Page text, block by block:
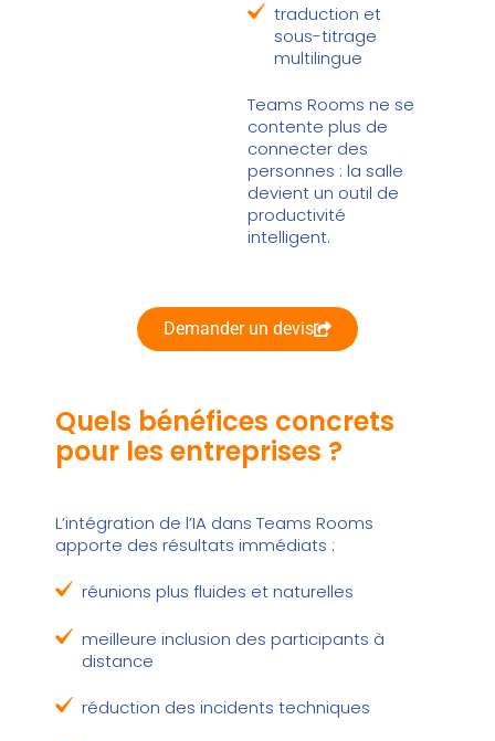
traduction et
sous-titrage
multilingue
Teams Rooms ne se
contente plus de
connecter des
personnes : la salle
devient un outil de
productivité
intelligent.
Demander un devis
Quels bénéfices concrets
pour les entreprises ?
L’intégration de l’IA dans Teams Rooms
apporte des résultats immédiats :
réunions plus fluides et naturelles
meilleure inclusion des participants à
distance
réduction des incidents techniques